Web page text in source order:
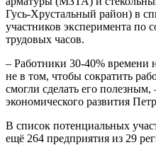
Гусь-Хрустальный район) в
участников эксперимента по
трудовых часов.
– Работники 30-40% времени
не в том, чтобы сократить
смогли сделать его
экономического развития
В список потенциальных
ещё 264 предприятия из 29